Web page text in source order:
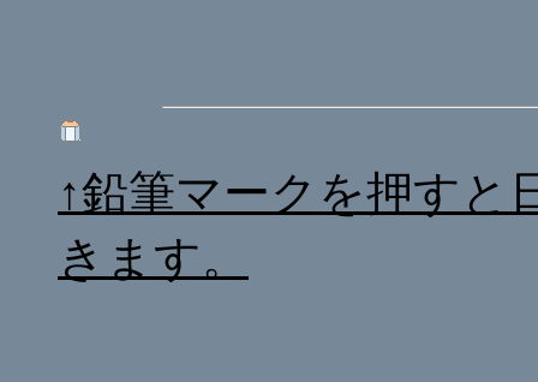
↑鉛筆マークを押すと
きます。